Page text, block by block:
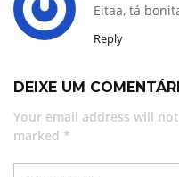
Eitaa, tá
Reply
DEIXE UM
Your email address will
marked *